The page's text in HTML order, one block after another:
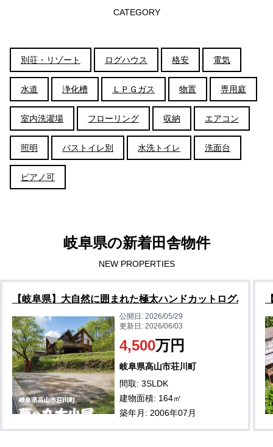
CATEGORY
別荘・リゾート ログハウス 格安 電気
水道 浄化槽 ＬＰＧガス 物置 専用庭
室内洗濯場 フローリング 収納 エアコン
照明 バストイレ別 水洗トイレ 洗面台
ピアノ可
岐阜県の新着田舎物件
NEW PROPERTIES
【岐阜県】大自然に囲まれた極太ハンドカットログハウ
公開日:2026/05/29
更新日:2026/06/03
4,500万円
岐阜県高山市荘川町
間取: 3SLDK
建物面積: 164㎡
築年月: 2006年07月